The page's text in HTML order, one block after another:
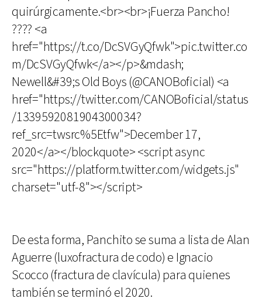
quirúrgicamente.<br><br>¡Fuerza Pancho!
???? <a
href="https://t.co/DcSVGyQfwk">pic.twitter.co
m/DcSVGyQfwk</a></p>&mdash;
Newell&#39;s Old Boys (@CANOBoficial) <a
href="https://twitter.com/CANOBoficial/status
/1339592081904300034?
ref_src=twsrc%5Etfw">December 17,
2020</a></blockquote> <script async
src="https://platform.twitter.com/widgets.js"
charset="utf-8"></script>
De esta forma, Panchito se suma a lista de Alan
Aguerre (luxofractura de codo) e Ignacio
Scocco (fractura de clavícula) para quienes
también se terminó el 2020.